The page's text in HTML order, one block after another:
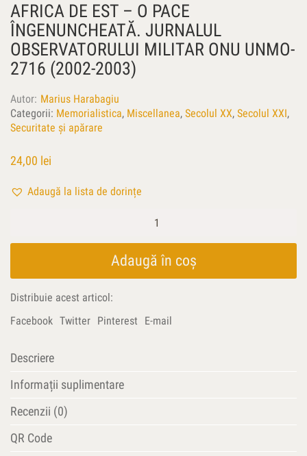
AFRICA DE EST – O PACE
ÎNGENUNCHEATĂ. JURNALUL
OBSERVATORULUI MILITAR ONU UNMO-
2716 (2002-2003)
Autor Marius Harabagiu
Categorii: Memorialistica, Miscellanea, Secolul XX, Secolul XXI,
Securitate și apărare
24,00 lei
Adaugă la lista de dorințe
de
pace
îngenuncheată.
militar
UNMO-
(2002-
2003)
Adaugă în coș
Distribuie acest articol:
Facebook Twitter Pinterest E-mail
Descriere
Informații suplimentare
Recenzii (0)
QR Code